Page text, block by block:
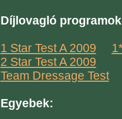
Díjlovagló
1 Star Test A 2009
2 Star Test A 2009
Team Dressage Test
Egyebek: